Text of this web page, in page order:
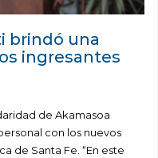
brindó una
ingresantes
de Akamasoa
con los nuevos
de Santa Fe. “En este